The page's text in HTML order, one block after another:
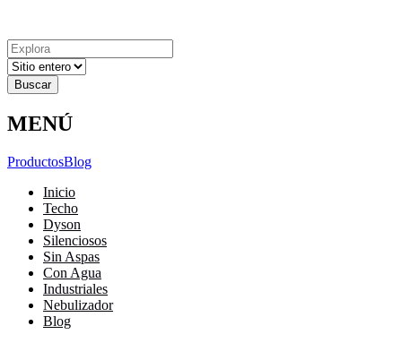
Resultados
para
MENÚ
ProductosBlog
Inicio
Techo
Dyson
Silenciosos
Sin Aspas
Con Agua
Industriales
Nebulizador
Blog